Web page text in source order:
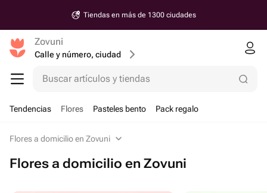
Tiendas en más de 1300 ciudades
Zovuni
Calle y número, ciudad
Buscar artículos y tiendas
Tendencias Flores Pasteles bento Pack regalo
Flores a domicilio en Zovuni
Flores a domicilio en Zovuni